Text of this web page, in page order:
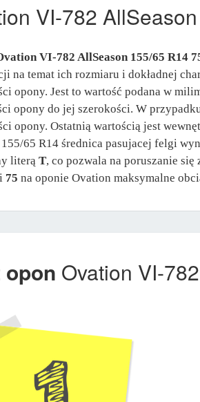
VI-782
VI-782 AllSeason 155/65 R14
na temat ich rozmiaru i dokładnej
opony. Jest to wartość podana w
opony do jej szerokości. W
opony. Ostatnią wartością jest
65 R14 średnica pasujacej felgi
literą T, co pozwala na poruszanie
75 na oponie Ovation maksymalne
opon Ovation VI-